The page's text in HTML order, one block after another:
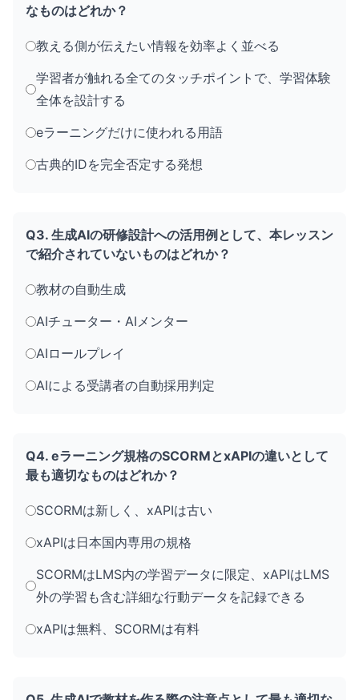
なものはどれか？
教える側が伝えたい情報を効率よく並べる
学習者が触れる全てのタッチポイントで、学習体験
全体を設計する
eラーニングだけに使われる用語
古典的IDを完全否定する発想
Q3. 生成AIの研修設計への活用例として、本レッスン
で紹介されていないものはどれか？
教材の自動生成
AIチューター・AIメンター
AIロールプレイ
AIによる受講者の自動採用判定
Q4. eラーニング規格のSCORMとxAPIの違いとして
最も適切なものはどれか？
SCORMは新しく、xAPIは古い
xAPIは日本国内専用の規格
SCORMはLMS内の学習データに限定、xAPIはLMS
外の学習も含む詳細な行動データを記録できる
xAPIは無料、SCORMは有料